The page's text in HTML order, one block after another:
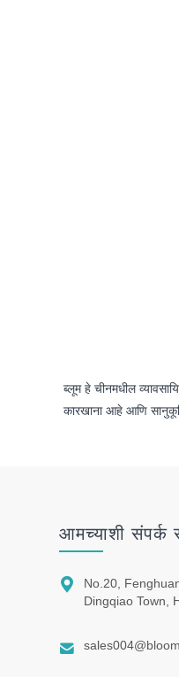
ब्लूम हे चीनमधील
कारखाना आहे आणि
आमच्याशी संपर्क

No.20,
Dingqiao Town,
